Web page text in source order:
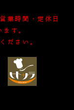
業時間・定休日
す。
ださい。